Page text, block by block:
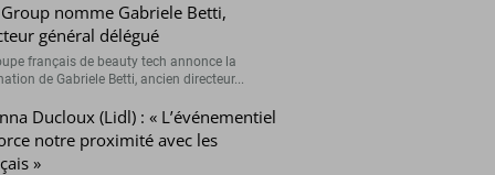
nomme Gabriele Betti,
général délégué
français de beauty tech annonce la
de Gabriele Betti, ancien directeur...
Ducloux (Lidl) : « L’événementiel
notre proximité avec les
»